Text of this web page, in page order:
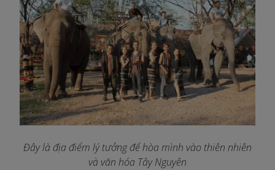
Đây là địa điểm lý tưởng để hòa mình vào thiên nhiên
và văn hóa Tây Nguyên